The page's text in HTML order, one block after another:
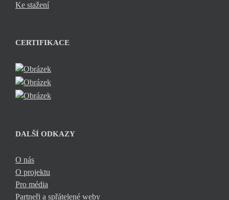
Ke stažení
CERTIFIKACE
DALŠÍ ODKAZY
O nás
O projektu
Pro média
Partneři a spřátelené weby